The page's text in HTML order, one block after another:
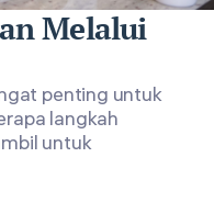
Melalui
penting untuk
langkah
untuk